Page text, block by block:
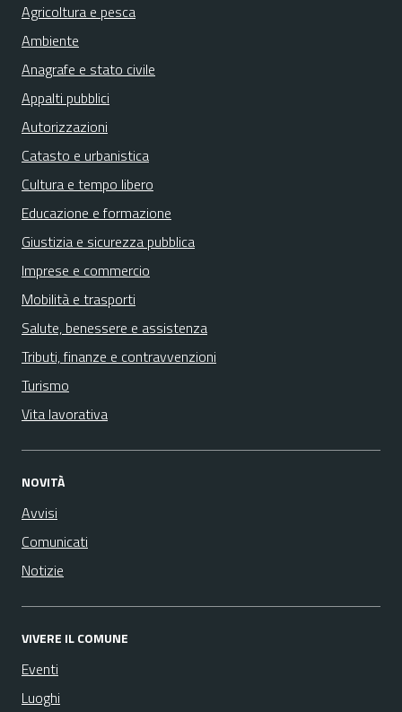
Agricoltura e pesca
Ambiente
Anagrafe e stato civile
Appalti pubblici
Autorizzazioni
Catasto e urbanistica
Cultura e tempo libero
Educazione e formazione
Giustizia e sicurezza pubblica
Imprese e commercio
Mobilità e trasporti
Salute, benessere e assistenza
Tributi, finanze e contravvenzioni
Turismo
Vita lavorativa
NOVITÀ
Avvisi
Comunicati
Notizie
VIVERE IL COMUNE
Eventi
Luoghi